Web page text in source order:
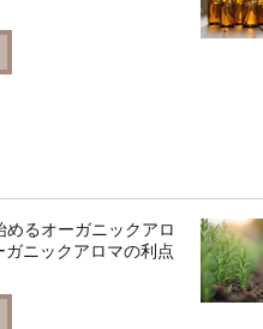
めるオーガニックアロ
ガニックアロマの利点